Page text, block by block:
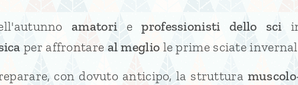
amatorieprofessionisti dello sci
per affrontare al meglio le prime sciate
con dovuto anticipo, la struttura